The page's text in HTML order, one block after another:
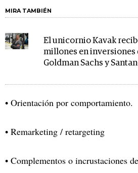
MIRA TAMBIÉN
El unicornio Kavak
millones en inversiones
Goldman Sachs y
• Orientación por comportamiento.
• Remarketing / retargeting
• Complementos o incrustaciones